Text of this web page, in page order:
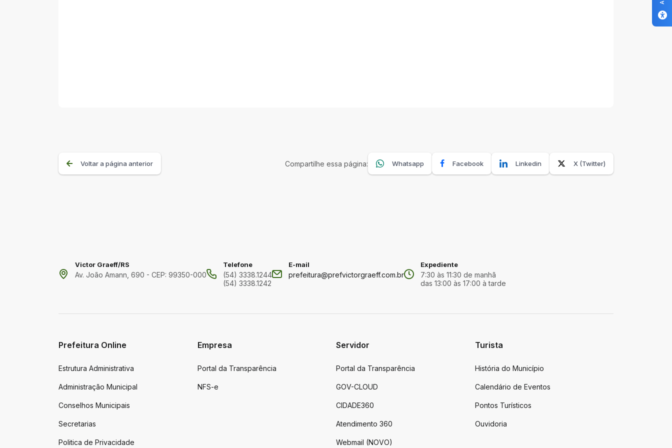
Voltar a página anterior Compartilhe essa página: Whatsapp Facebook Linkedin X (Twitter)
Victor Graeff/RS
Av. João Amann, 690 - CEP: 99350-000
Telefone
(54) 3338.1244
(54) 3338.1242
E-mail
prefeitura@prefvictorgraeff.com.br
Expediente
7:30 às 11:30 de manhã
das 13:00 às 17:00 à tarde
Prefeitura Online
Estrutura Administrativa
Administração Municipal
Conselhos Municipais
Secretarias
Politica de Privacidade
Empresa
Portal da Transparência
NFS-e
Servidor
Portal da Transparência
GOV-CLOUD
CIDADE360
Atendimento 360
Webmail (NOVO)
Turista
História do Município
Calendário de Eventos
Pontos Turísticos
Ouvidoria